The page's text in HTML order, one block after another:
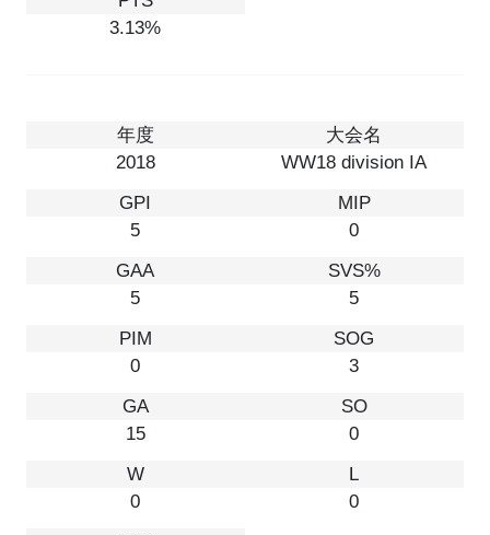
3.13%
2018 WW18 division IA
5 0
5 5
0 3
15 0
0 0